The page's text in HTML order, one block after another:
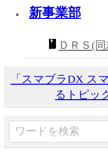
新事業部
ＤＲＳ(
「スマブラDX ス
るトピッ